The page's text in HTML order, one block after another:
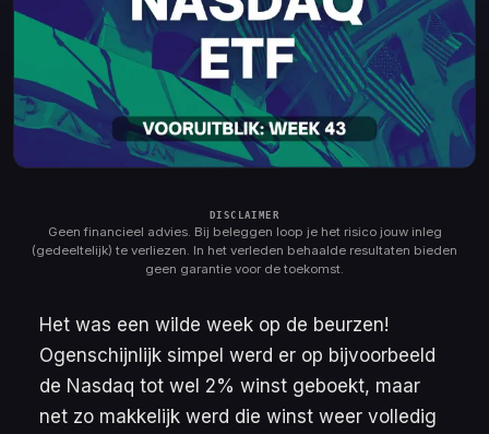
Geen financieel advies. Bij beleggen loop je het risico jouw inleg
(gedeeltelijk) te verliezen. In het verleden behaalde resultaten bieden
geen garantie voor de toekomst.
Het was een wilde week op de beurzen!
Ogenschijnlijk simpel werd er op bijvoorbeeld
de Nasdaq tot wel 2% winst geboekt, maar
net zo makkelijk werd die winst weer volledig